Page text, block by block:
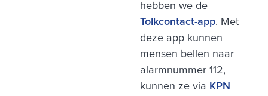
hebben we de
Tolkcontact-app. Met
deze app kunnen
mensen bellen naar
alarmnummer 112,
kunnen ze via KPN